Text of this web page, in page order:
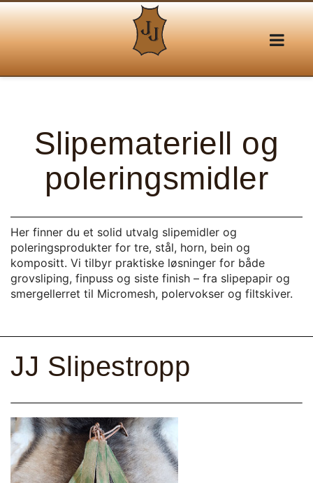
Slipemateriell og
poleringsmidler
Her finner du et solid utvalg slipemidler og
poleringsprodukter for tre, stål, horn, bein og
kompositt. Vi tilbyr praktiske løsninger for både
grovsliping, finpuss og siste finish – fra slipepapir og
smergellerret til Micromesh, polervokser og filtskiver.
JJ Slipestropp